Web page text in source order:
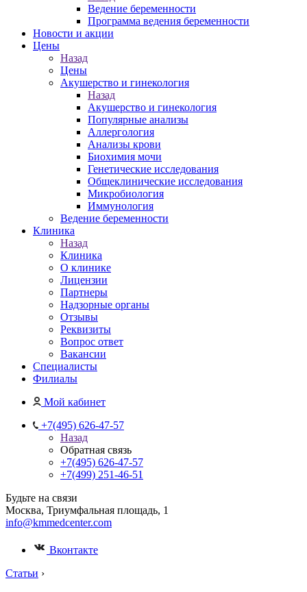
Ведение беременности
Программа ведения беременности
Новости и акции
Цены
Назад
Цены
Акушерство и гинекология
Назад
Акушерство и гинекология
Популярные анализы
Аллергология
Анализы крови
Биохимия мочи
Генетические исследования
Общеклинические исследования
Микробиология
Иммунология
Ведение беременности
Клиника
Назад
Клиника
О клинике
Лицензии
Партнеры
Надзорные органы
Отзывы
Реквизиты
Вопрос ответ
Вакансии
Специалисты
Филиалы
Мой кабинет
+7(495) 626-47-57
Назад
Обратная связь
+7(495) 626-47-57
+7(499) 251-46-51
Будьте на связи
Москва, Триумфальная площадь, 1
info@kmmedcenter.com
Вконтакте
Статьи ›